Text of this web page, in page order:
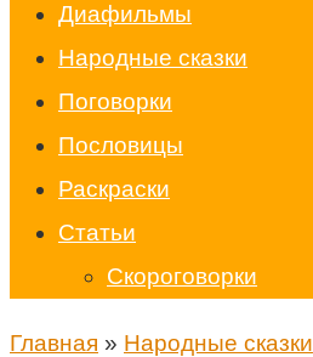
Диафильмы
Народные сказки
Поговорки
Пословицы
Раскраски
Статьи
Скороговорки
Главная » Народные сказки